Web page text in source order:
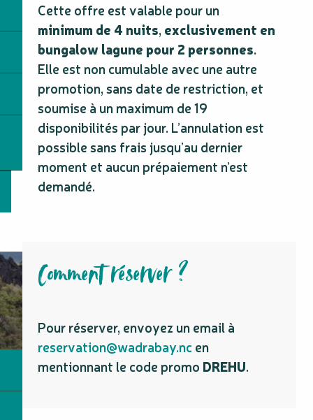
Cette offre est valable pour un
minimum de 4 nuits, exclusivement en
bungalow lagune pour 2 personnes.
Elle est non cumulable avec une autre
promotion, sans date de restriction, et
soumise à un maximum de 19
disponibilités par jour. L’annulation est
possible sans frais jusqu’au dernier
moment et aucun prépaiement n’est
demandé.
Comment réserver ?
Pour réserver, envoyez un email à
reservation@wadrabay.ncen
mentionnant le code promo DREHU.